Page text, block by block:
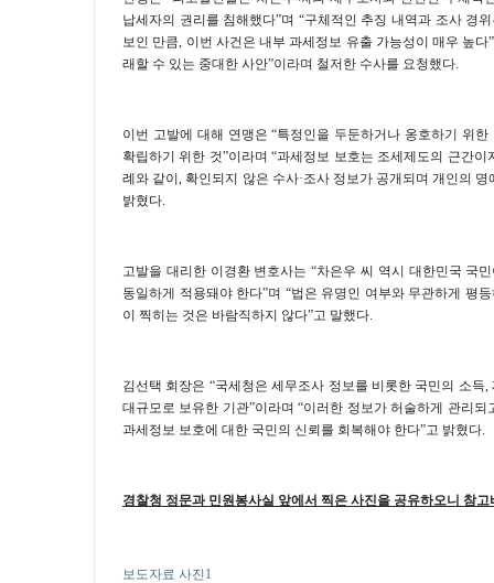
납세자의 권리를 침해했다”며 “구체적인 추징 내역과 조사 경
보인 만큼, 이번 사건은 내부 과세정보 유출 가능성이 매우 높다”
래할 수 있는 중대한 사안”이라며 철저한 수사를 요청했다.
이번 고발에 대해 연맹은“특정인을 두둔하거나 옹호하기 위한
확립하기 위한 것”이라며“과세정보 보호는 조세제도의 근간이
례와 같이, 확인되지 않은 수사·조사 정보가 공개되며 개인의
밝혔다.
고발을 대리한 이경환 변호사는“차은우 씨 역시 대한민국 국
동일하게 적용돼야 한다”며 “법은 유명인 여부와 무관하게 평
이 찍히는 것은 바람직하지 않다”고 말했다.
김선택 회장은 “국세청은 세무조사 정보를 비롯한 국민의 소득,
대규모로 보유한 기관”이라며“이러한 정보가 허술하게 관리되
과세정보 보호에 대한 국민의 신뢰를 회복해야 한다”고 밝혔다.
경찰청 정문과 민원봉사실 앞에서 찍은 사진을 공유하오니 참고
보도자료 사진1